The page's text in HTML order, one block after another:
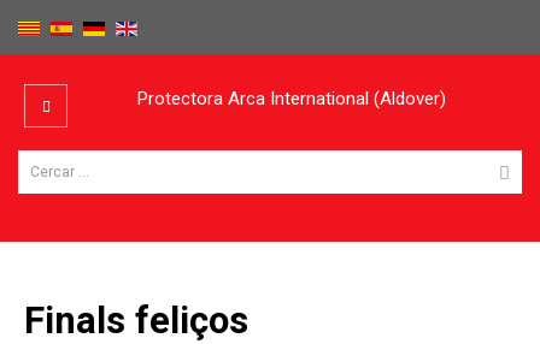
Protectora Arca International (Aldover)
Finals feliços